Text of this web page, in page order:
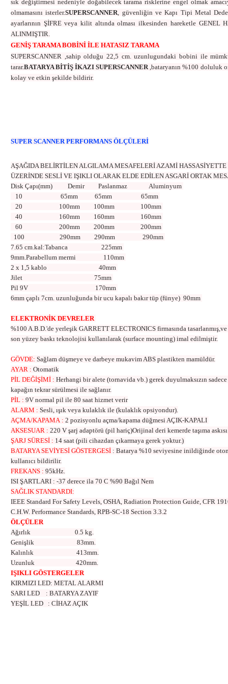
sık değiştirmesi nedeniyle doğabilecek tarama risklerine engel olmak
olmamasını isterler.SUPERSCANNER, güvenliğin ve Kapı Tipi Metal
ayarlarının ŞİFRE veya kilit altında olması ilkesinden hareketle GENEL
ALINMIŞTIR.
GENİŞ TARAMA BOBİNİ İLE HATASIZ TARAMA
SUPERSCANNER ,sahip olduğu 22,5 cm. uzunlugundaki bobini ile
tarar.BATARYA BİTİŞ İKAZI SUPERSCANNER,bataryanın %100 doluluk
kolay ve etkin şekilde bildirir.
SUPER SCANNER PERFORMANS ÖLÇÜLERİ
AŞAĞIDA BELİRTİLEN ALGILAMA MESAFELERİ AZAMİ
ÜZERİNDE SESLİ VE IŞIKLI OLARAK ELDE EDİLEN ASGARİ ORTAK
Disk Çapı(mm)
Demir Paslanmaz
Aluminyum
10
65mm 65mm
65mm
20
100mm 100mm
100mm
40
160mm 160mm
160mm
60
200mm 200mm
200mm
100
290mm 290mm
290mm
7.65 cm.kal:Tabanca
225mm
9mm.Parabellum mermi
110mm
2 x 1,5 kablo
40mm
Jilet
75mm
Pil 9V
170mm
6mm çaplı 7cm. uzunluğunda bir ucu kapalı bakır tüp (fünye) 90mm
ELEKTRONİK DEVRELER
%100 A.B.D.'de yerleşik GARRETT ELECTRONICS firmasında
son yüzey baskı teknolojisi kullanılarak (surface mounting) imal edilmiştir.
GÖVDE: Sağlam düşmeye ve darbeye mukavim ABS plastikten mamüldür.
AYAR : Otomatik
PİL DEĞİŞİMİ : Herhangi bir alete (tornavida vb.) gerek duyulmaksızın
kapağın tekrar sürülmesi ile sağlanır.
PİL : 9V normal pil ile 80 saat hizmet verir
ALARM : Sesli, ışık veya kulaklık ile (kulaklık opsiyondur).
AÇMA/KAPAMA: 2 pozisyonlu açma/kapama düğmesi AÇIK-KAPALI
AKSESUAR : 220 V şarj adaptörü (pil hariç)Orijinal deri kemerde taşıma
ŞARJ SÜRESİ : 14 saat (pili cihazdan çıkarmaya gerek yoktur.)
BATARYA SEVİYESİ GÖSTERGESİ : Batarya %10 seviyesine inildiğinde
kullanıcı bildirilir.
FREKANS : 95kHz.
ISI ŞARTLARI : -37 derece ila 70 C %90 Bağıl Nem
SAĞLIK STANDARDI:
IEEE Standard For Safety Levels, OSHA, Radiation Protection Guide, CFR
C.H.W. Performance Standards, RPB-SC-18 Section 3.3.2
ÖLÇÜLER
Ağırlık 0.5 kg.
Genişlik 83mm.
Kalınlık 413mm.
Uzunluk 420mm.
IŞIKLI GÖSTERGELER
KIRMIZI LED: METAL ALARMI
SARI LED : BATARYA ZAYIF
YEŞİL LED : CİHAZ AÇIK